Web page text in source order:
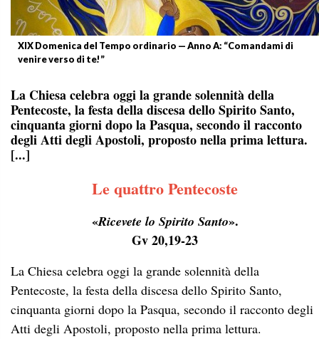
XIX Domenica del Tempo ordinario — Anno A: “Comandami di
venire verso di te!”
La Chiesa celebra oggi la grande solennità della
Pentecoste, la festa della discesa dello Spirito Santo,
cinquanta giorni dopo la Pasqua, secondo il racconto
degli Atti degli Apostoli, proposto nella prima lettura.
[...]
Le quattro Pentecoste
«Ricevete lo Spirito Santo».
Gv 20,19-23
La Chiesa celebra oggi la grande solennità della
Pentecoste, la festa della discesa dello Spirito Santo,
cinquanta giorni dopo la Pasqua, secondo il racconto degli
Atti degli Apostoli, proposto nella prima lettura.